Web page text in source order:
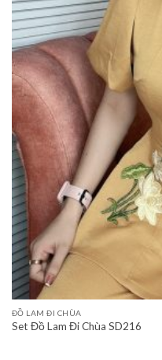
ĐỒ LAM ĐI CHÙA
Set Đồ Lam Đi Chùa SD216